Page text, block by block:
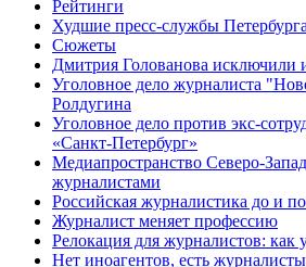
Рейтинги
Худшие пресс-службы Петербурга
Сюжеты
Дмитрия Голованова исключили
Уголовное дело журналиста
Ролдугина
Уголовное дело против экс-
«Санкт-Петербург»
Медиапространство Северо-
журналистами
Российская журналистика до и
Журналист меняет профессию
Релокация для журналистов: как
Нет иноагентов, есть журналисты